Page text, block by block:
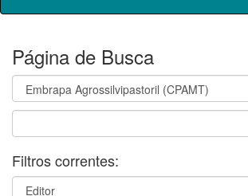
Página de Busca
Filtros correntes: